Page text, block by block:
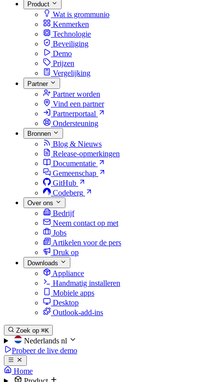
Product
Wat is grommunio
Kenmerken
Technologie
Beveiliging
Demo
Prijzen
Vergelijking
Partner
Partner worden
Vind een partner
Partnerportaal
Ondersteuning
Bronnen
Blog & Nieuws
Release-opmerkingen
Documentatie
Gemeenschap
GitHub
Codeberg
Over ons
Bedrijf
Neem contact op met
Jobs
Artikelen voor de pers
Druk op
Downloads
Appliance
Handmatig installeren
Mobiele apps
Desktop
Outlook-add-ins
Zoek op ⌘K
Nederlands nl
Probeer de live demo
Home